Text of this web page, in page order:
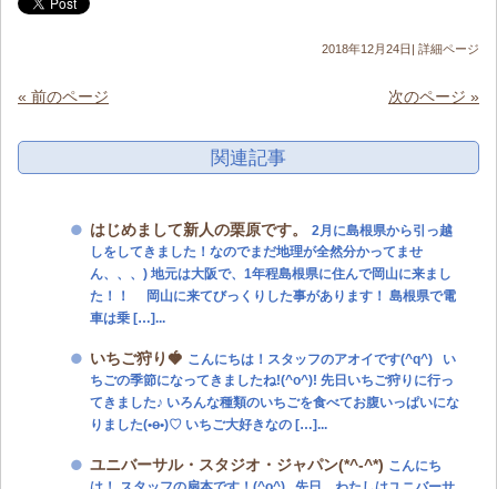
2018年12月24日| 詳細ページ
« 前のページ 次のページ »
関連記事
はじめまして新人の栗原です。 2月に島根県から引っ越
しをしてきました！なのでまだ地理が全然分かってませ
ん、、、) 地元は大阪で、1年程島根県に住んで岡山に来まし
た！！ 岡山に来てびっくりした事があります！ 島根県で電
車は乗 […]...
いちご狩り🍓 こんにちは！スタッフのアオイです(^q^) い
ちごの季節になってきましたね!(^o^)! 先日いちご狩りに行っ
てきました♪ いろんな種類のいちごを食べてお腹いっぱいにな
りました(•ө•)♡ いちご大好きなの […]...
ユニバーサル・スタジオ・ジャパン(*^-^*) こんにち